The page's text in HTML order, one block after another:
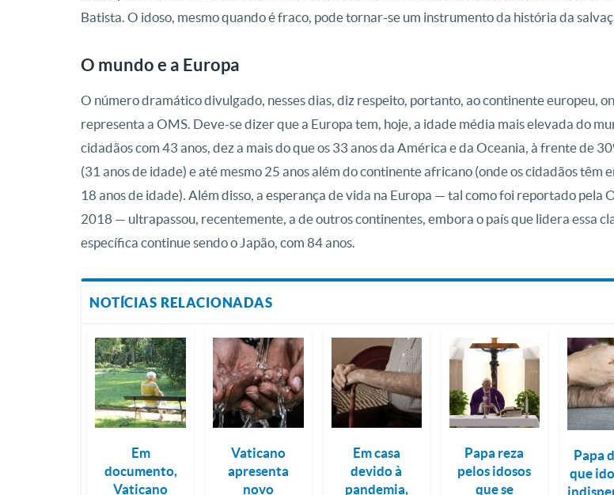
Batista. O idoso, mesmo quando é fraco, pode tornar-se um instrumento da história da
O mundo e a Europa
O número dramático divulgado, nesses dias, diz respeito, portanto, ao continente europeu,
representa a OMS. Deve-se dizer que a Europa tem, hoje, a idade média mais elevada do
cidadãos com 43 anos, dez a mais do que os 33 anos da América e da Oceania, à frente de
(31 anos de idade) e até mesmo 25 anos além do continente africano (onde os cidadãos têm
18 anos de idade). Além disso, a esperança de vida na Europa — tal como foi reportado pela
2018 — ultrapassou, recentemente, a de outros continentes, embora o país que lidera essa
específica continue sendo o Japão, com 84 anos.
NOTÍCIAS RELACIONADAS
Em
documento,
Vaticano
Vaticano
apresenta
novo
Em casa
devido à
pandemia,
Papa reza
pelos idosos
que se
Papa
que